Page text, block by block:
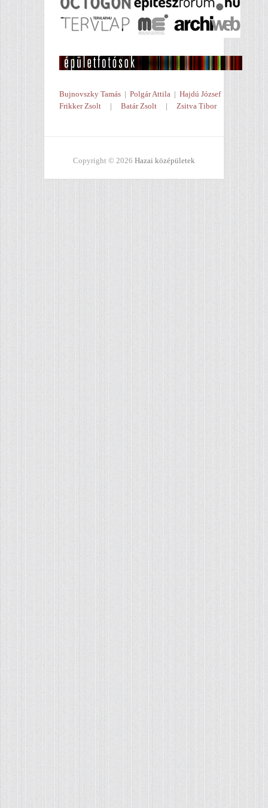
Bujnovszky Tamás | Polgár Attila | Hajdú József
Frikker Zsolt | Batár Zsolt | Zsitva Tibor
Copyright © 2026 Hazai középületek